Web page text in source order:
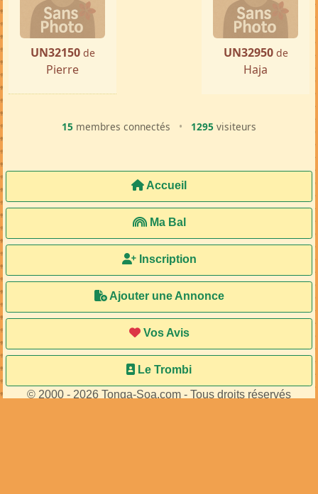
UN32150 de
Pierre
UN32950 de
Haja
15 membres connectés • 1295 visiteurs
Accueil
Ma Bal
Inscription
Ajouter une Annonce
Vos Avis
Le Trombi
© 2000 - 2026 Tonga-Soa.com - Tous droits réservés